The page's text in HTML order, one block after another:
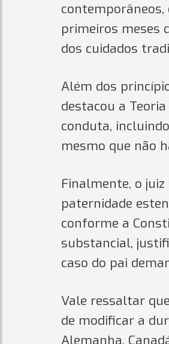
primeiros meses
dos cuidados
Além dos
destacou a
conduta,
mesmo que não
Finalmente, o
paternidade
conforme a
substancial,
caso do pai
Vale ressaltar
de modificar a
Alemanha,